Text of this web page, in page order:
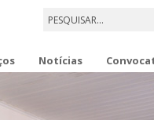
Notícias